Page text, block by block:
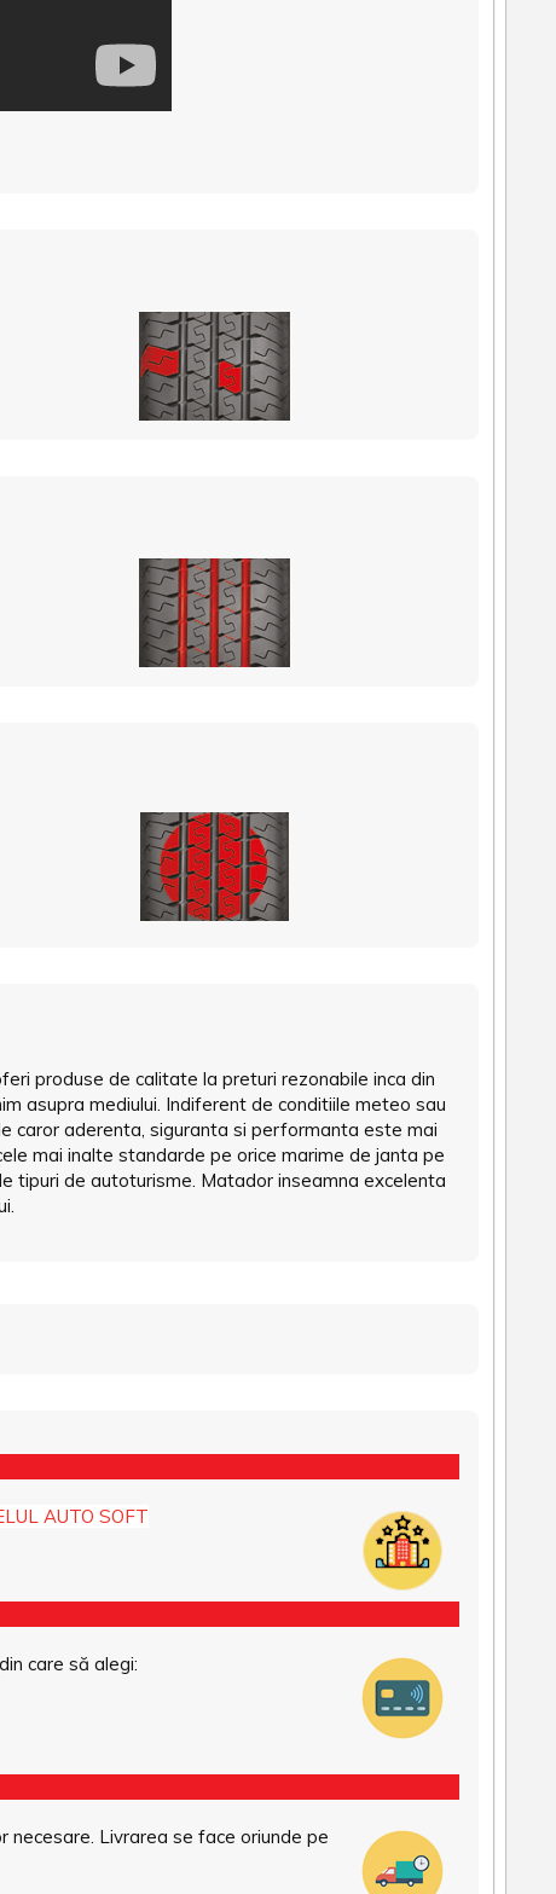
produse de calitate la preturi rezonabile inca din
asupra mediului. Indiferent de conditiile meteo sau
caror aderenta, siguranta si performanta este mai
mai inalte standarde pe orice marime de janta pe
tipuri de autoturisme. Matador inseamna excelenta
AUTO SOFT
din care să alegi:
Livrarea se face oriunde pe